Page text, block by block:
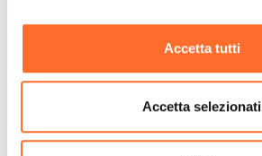
Accetta tutti
Accetta selezionati
A che prodotti sei interessato?*